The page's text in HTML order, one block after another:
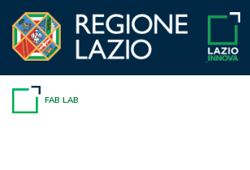
contenuto
FAB LAB